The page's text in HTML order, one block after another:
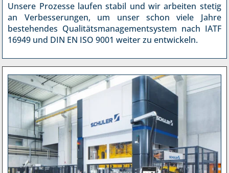
Unsere Prozesse laufen stabil und wir arbeiten stetig
an Verbesserungen, um unser schon viele Jahre
bestehendes Qualitätsmanagementsystem nach IATF
16949 und DIN EN ISO 9001 weiter zu entwickeln.